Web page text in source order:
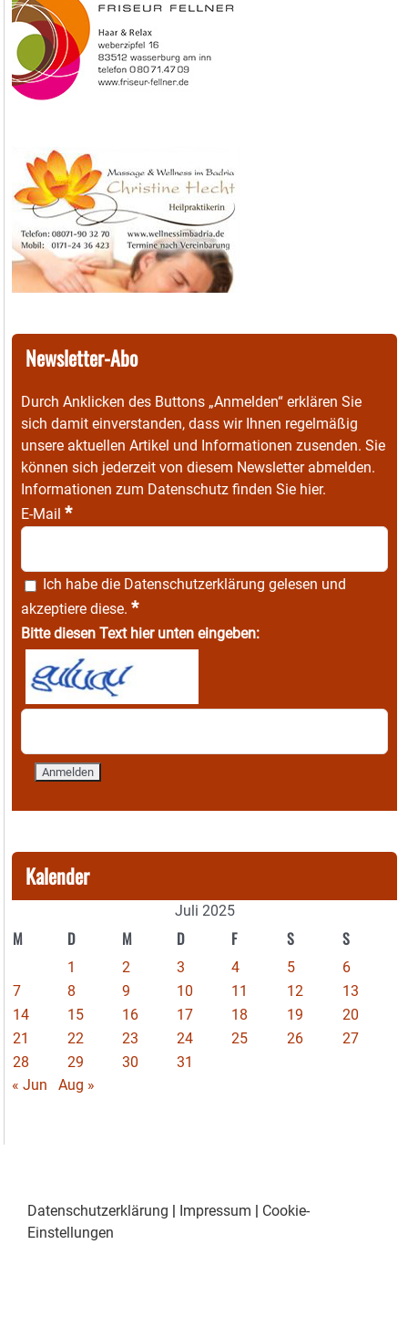
Newsletter-Abo
Durch Anklicken des Buttons „Anmelden“ erklären Sie
sich damit einverstanden, dass wir Ihnen regelmäßig
unsere aktuellen Artikel und Informationen zusenden. Sie
können sich jederzeit von diesem Newsletter abmelden.
Informationen zum Datenschutz finden Sie hier.
E-Mail *
Ich habe die Datenschutzerklärung gelesen und
akzeptiere diese. *
Bitte diesen Text hier unten eingeben:
Kalender
Juli 2025
M D M D F S S
1 2 3 4 5
6
7
8 9 10 11 12
13
14
15 16 17 18 19
20
21
22 23 24 25 26
27
28
29 30
31
« Jun
Aug »
Datenschutzerklärung Impressum
Cookie-
Einstellungen